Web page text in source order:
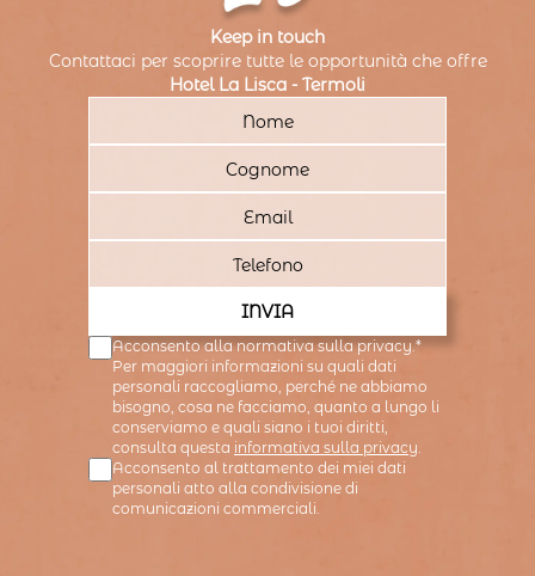
Keep in touch
Contattaci per scoprire tutte le opportunità che offre
Hotel La Lisca - Termoli
INVIA
Acconsento alla normativa sulla privacy.*
Per maggiori informazioni su quali dati
personali raccogliamo, perché ne abbiamo
bisogno, cosa ne facciamo, quanto a lungo li
conserviamo e quali siano i tuoi diritti,
consulta questa informativa sulla privacy.
Acconsento al trattamento dei miei dati
personali atto alla condivisione di
comunicazioni commerciali.